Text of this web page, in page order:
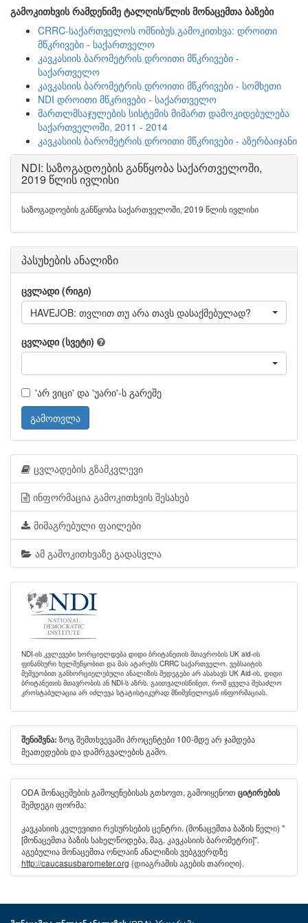
გამოკითხვის რამდენიმე ტალღის/წლის მონაცემთა ბაზები
CRRC-საქართველოს ომნიბუს გამოკითხვა: დროითი
მწკრივები - საქართველო
კავკასიის ბარომეტრის დროითი მწკრივები -
საქართველო
კავკასიის ბარომეტრის დროითი მწკრივები - სომხეთი
NDI დროითი მწკრივები - საქართველო
მართლმსაჯულების სისტემის მიმართ დამოკიდებულება
საქართველოში, 2011 - 2014
კავკასიის ბარომეტრის დროითი მწკრივები - აზერბაიჯანი
NDI: საზოგადოების განწყობა საქართველოში,
2019 წლის ივლისი
საზოგადოების განწყობა საქართველოში, 2019 წლის ივლისი
პასუხების ანალიზი
ცვლადი (რიგი)
HAVEJOB: თვლით თუ არა თავს დასაქმებულად?
ცვლადი (სვეტი)
'არ ვიცი' და 'უარი'-ს გარეშე
გამოთვლა
ცვლადების გზამკვლევი
ინფორმაცია გამოკითხვის შესახებ
მიმაგრებული ფაილები
ამ გამოკითხვაზე გადასვლა
NDI-ის კვლევები ხორციელდება დიდი ბრიტანეთის მთავრობის UK aid-ის
ფინანსური ხელშეწყობით და მას ატარებს CRRC საქართველო. ვებსაიტის
მეშვეობით განხორციელებული ანალიზის შედეგები არ ასახავს UK Aid-ის, დიდი
ბრიტანეთის მთავრობის ან NDI-ს აზრს. გაითვალისწინეთ, რომ ყველა შესაძლო
კროსტაბულაცია არ იძლევა სტატისტიკურად მნიშვნელოვან ინფორმაციას.
შენიშვნა: ზოგ შემთხვევაში პროცენტები 100-მდე არ ჯამდება
მეათედების და დამრგვალების გამო.
ODA მონაცემების გამოყენებისას გთხოვთ, გამოიყენოთ ციტირების
შემდეგი ფორმა:
კავკასიის კვლევითი რესურსების ცენტრი. (მონაცემთა ბაზის წელი) "
[მონაცემთა ბაზის სახელწოდება, მაგ. კავკასიის ბარომეტრი]".
აგებულია მონაცემთა ონლაინ ანალიზის ვებგვერდზე
http://caucasusbarometer.org {დიაგრამის აგების თარიღი}.